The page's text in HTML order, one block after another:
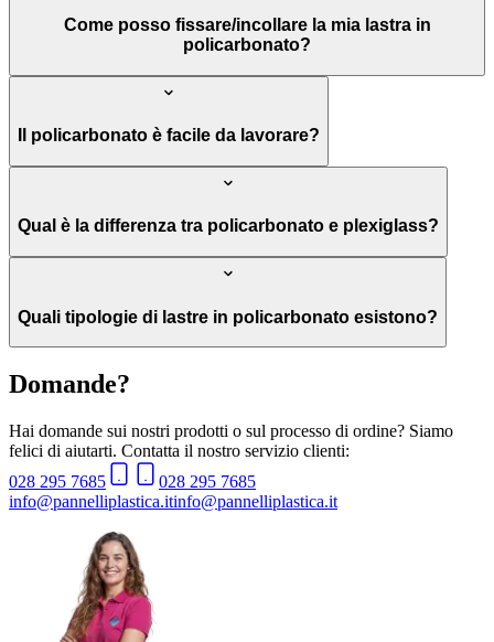
Come posso fissare/incollare la mia lastra in
policarbonato?
Il policarbonato è facile da lavorare?
Qual è la differenza tra policarbonato e plexiglass?
Quali tipologie di lastre in policarbonato esistono?
Domande?
Hai domande sui nostri prodotti o sul processo di ordine? Siamo
felici di aiutarti. Contatta il nostro servizio clienti:
028 295 7685
028 295 7685
info@pannelliplastica.itinfo@pannelliplastica.it